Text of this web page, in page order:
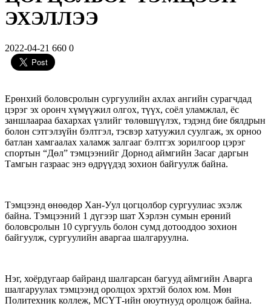
ЭХЭЛЛЭЭ
2022-04-21 660 0
Ерөнхий боловсролын сургуулийн ахлах ангийн сурагчдад
цэрэг эх оронч хүмүүжил олгох, түүх, соёл уламжлал, ёс
заншлаараа бахархах үзлийг төлөвшүүлэх, тэдэнд бие бялдрын
болон сэтгэлзүйн бэлтгэл, тэсвэр хатуужил суулгаж, эх орноо
батлан хамгаалах халамж залгааг бэлтгэх зорилгоор цэрэг
спортын “Дөл” тэмцээнийг Дорнод аймгийн Засаг даргын
Тамгын газраас энэ өдрүүдэд зохион байгуулж байна.
Тэмцээнд өнөөдөр Хан-Уул цогцолбор сургуулиас эхэлж
байна. Тэмцээний 1 дүгээр шат Хэрлэн сумын ерөний
боловсролын 10 сургууль болон сумд дотооддоо зохион
байгуулж, сургуулийн аваргаа шалгаруулна.
Нэг, хоёрдугаар байранд шалгарсан багууд аймгийн Аварга
шалгаруулах тэмцээнд оролцох эрхтэй болох юм. Мөн
Политехник коллеж, МСҮТ-ийн оюутнууд оролцож байна.